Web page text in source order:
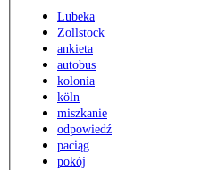
Lubeka
Zollstock
ankieta
autobus
kolonia
köln
miszkanie
odpowiedź
paciąg
pokój